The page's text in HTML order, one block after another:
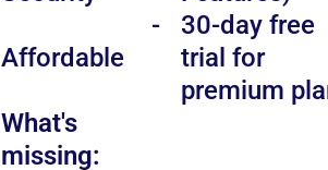
-
Affordable
What's
missing:
30-day free
trial for
premium